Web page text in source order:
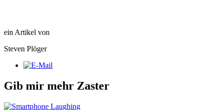
ein Artikel von
Steven Plöger
Gib mir mehr Zaster